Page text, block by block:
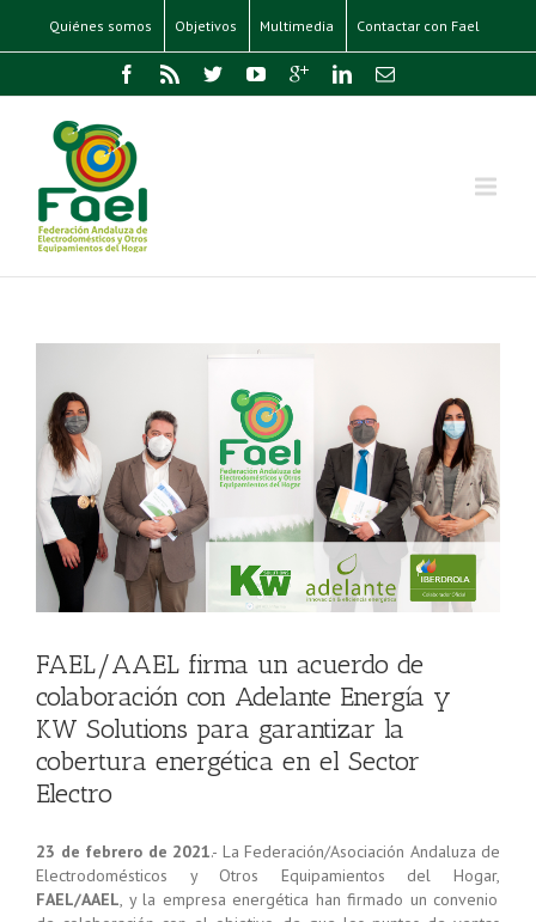
Quiénes somos Objetivos Multimedia Contactar con Fael
FAEL/AAEL firma un acuerdo de
colaboración con Adelante Energía y
KW Solutions para garantizar la
cobertura energética en el Sector
Electro
23 de febrero de 2021.- La Federación/Asociación Andaluza de
Electrodomésticos y Otros Equipamientos del Hogar,
FAEL/AAEL , y la empresa energética han firmado un convenio